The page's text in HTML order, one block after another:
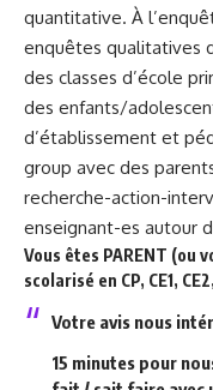
quantitative. À
enquêtes qualitatives
des classes d’école
des enfants/
d’établissement et
group avec des
recherche-action-
enseignant-es autour
Vous êtes PARENT (ou
scolarisé en CP, CE1,
Votre avis nous
15 minutes pour